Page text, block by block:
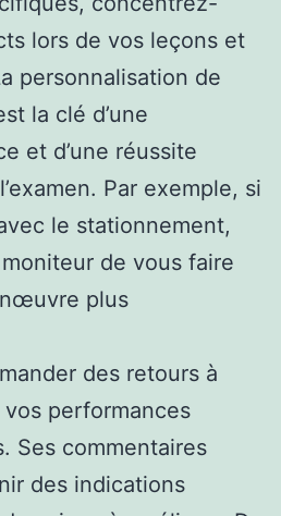
lors de vos leçons et
personnalisation de
la clé d’une
et d’une réussite
Par exemple, si
le stationnement,
de vous faire
plus
des retours à
performances
Ses commentaires
des indications